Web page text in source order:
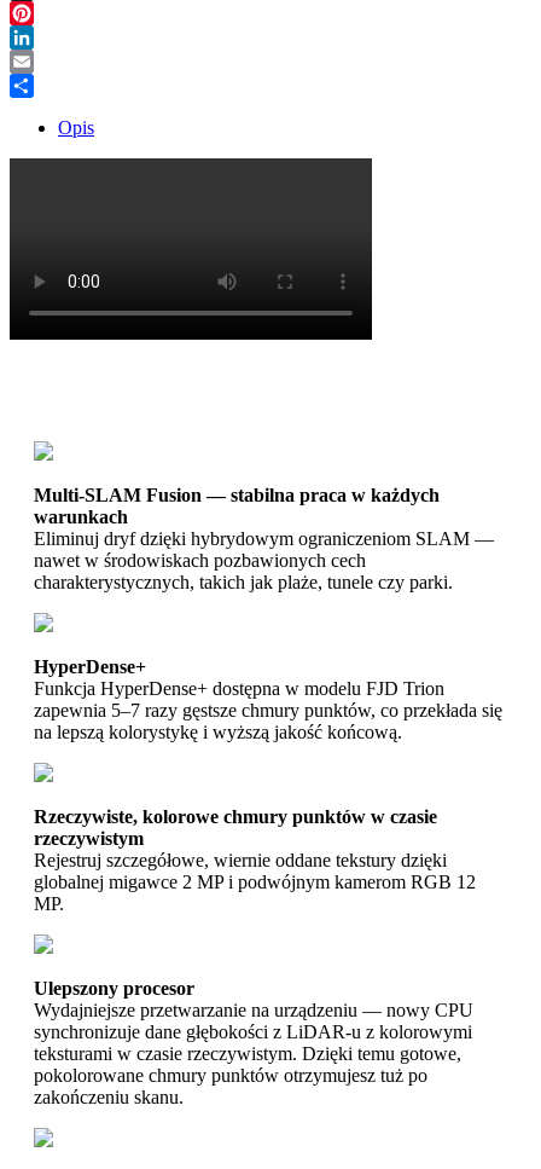
X
Pinterest
LinkedIn
Email
Opis
Multi-SLAM Fusion — stabilna praca w każdych
warunkach
Eliminuj dryf dzięki hybrydowym ograniczeniom SLAM —
nawet w środowiskach pozbawionych cech
charakterystycznych, takich jak plaże, tunele czy parki.
HyperDense+
Funkcja HyperDense+ dostępna w modelu FJD Trion
zapewnia 5–7 razy gęstsze chmury punktów, co przekłada się
na lepszą kolorystykę i wyższą jakość końcową.
Rzeczywiste, kolorowe chmury punktów w czasie
rzeczywistym
Rejestruj szczegółowe, wiernie oddane tekstury dzięki
globalnej migawce 2 MP i podwójnym kamerom RGB 12
MP.
Ulepszony procesor
Wydajniejsze przetwarzanie na urządzeniu — nowy CPU
synchronizuje dane głębokości z LiDAR-u z kolorowymi
teksturami w czasie rzeczywistym. Dzięki temu gotowe,
pokolorowane chmury punktów otrzymujesz tuż po
zakończeniu skanu.